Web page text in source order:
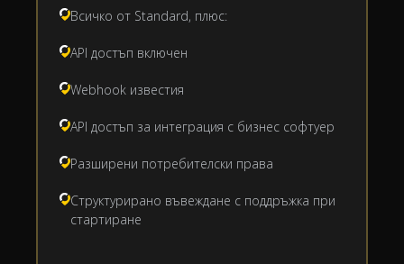
Всичко от Standard, плюс:
API достъп включен
Webhook известия
API достъп за интеграция с бизнес софтуер
Разширени потребителски права
Структурирано въвеждане с поддръжка при
стартиране